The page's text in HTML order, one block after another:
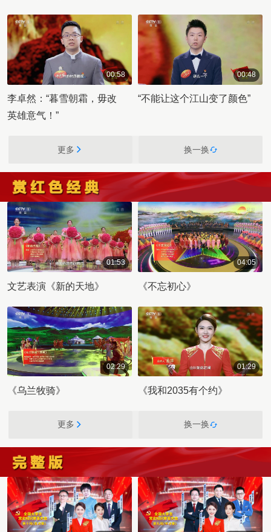
00:58
李卓然：“暮雪朝霜，毋改
英雄意气！”
00:48
“不能让这个江山变了颜色”
更多 换一换
01:53
文艺表演《新的天地》
04:05
《不忘初心》
02:29
《乌兰牧骑》
01:29
《我和2035有个约》
更多 换一换